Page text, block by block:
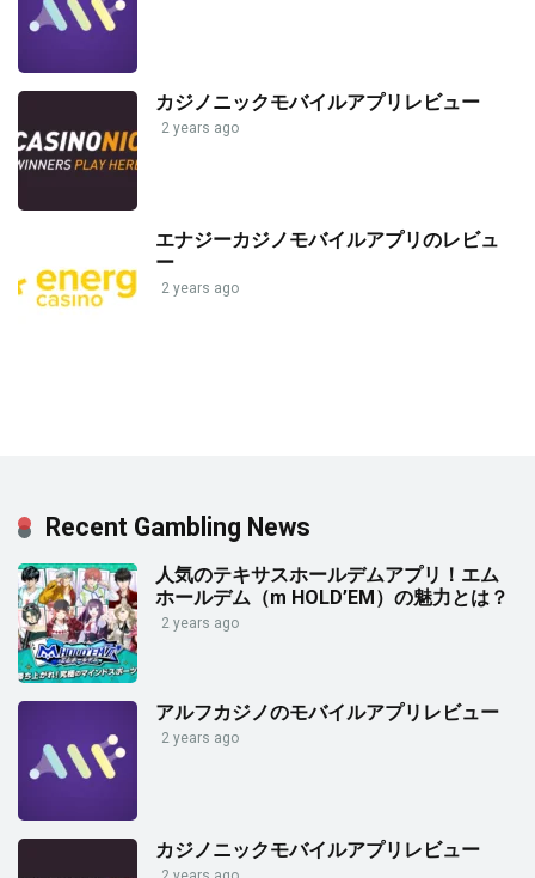
カジノニックモバイルアプリレビュー
2 years ago
エナジーカジノモバイルアプリのレビュ
ー
2 years ago
Recent Gambling News
人気のテキサスホールデムアプリ！エム
ホールデム（m HOLD’EM）の魅力とは？
2 years ago
アルフカジノのモバイルアプリレビュー
2 years ago
カジノニックモバイルアプリレビュー